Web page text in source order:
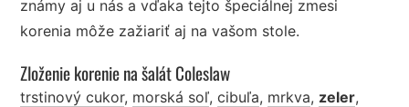
známy aj u nás a vďaka tejto špeciálnej zmesi
korenia môže zažiariť aj na vašom stole.
Zloženie korenie na šalát Coleslaw
trstinový cukor, morská soľ,cibuľa, mrkva, zeler,